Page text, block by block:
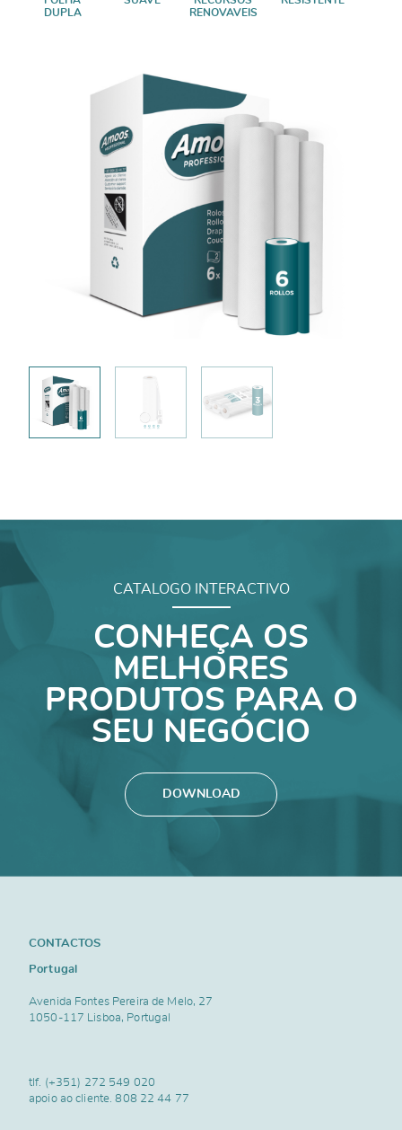
DUPLA
RENOVAVEIS
CATALOGO INTERACTIVO
CONHEÇA OS
MELHORES
PRODUTOS PARA O
SEU NEGÓCIO
DOWNLOAD
CONTACTOS
Portugal
Avenida Fontes Pereira de Melo, 27
1050-117 Lisboa, Portugal
tlf. (+351) 272 549 020
apoio ao cliente.808 22 44 77